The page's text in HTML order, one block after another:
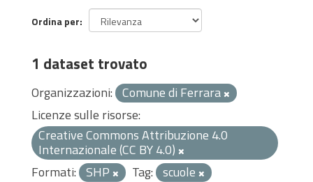
Ordina per
1 dataset trovato
Organizzazioni: Comune di Ferrara
Licenze sulle risorse:
Creative Commons Attribuzione 4.0
Internazionale (CC BY 4.0)
Formati: SHP Tag: scuole